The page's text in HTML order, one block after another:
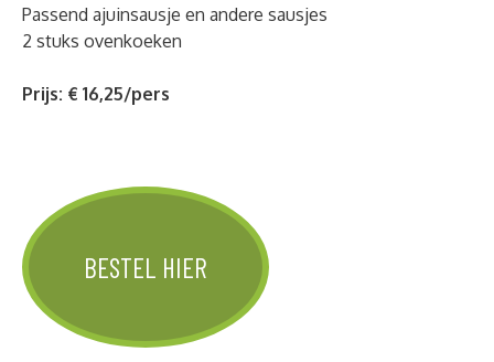
Passend ajuinsausje en andere sausjes
2 stuks ovenkoeken
Prijs: € 16,25/pers
BESTEL HIER